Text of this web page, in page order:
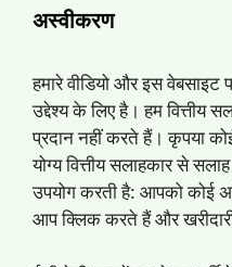
अस्वीकरण
हमारे वीडियो और इस
उद्देश्य के लिए है। हम वित्तीय
प्रदान नहीं करते हैं। कृपया
योग्य वित्तीय सलाहकार से
उपयोग करती है: आपको कोई
आप क्लिक करते हैं और